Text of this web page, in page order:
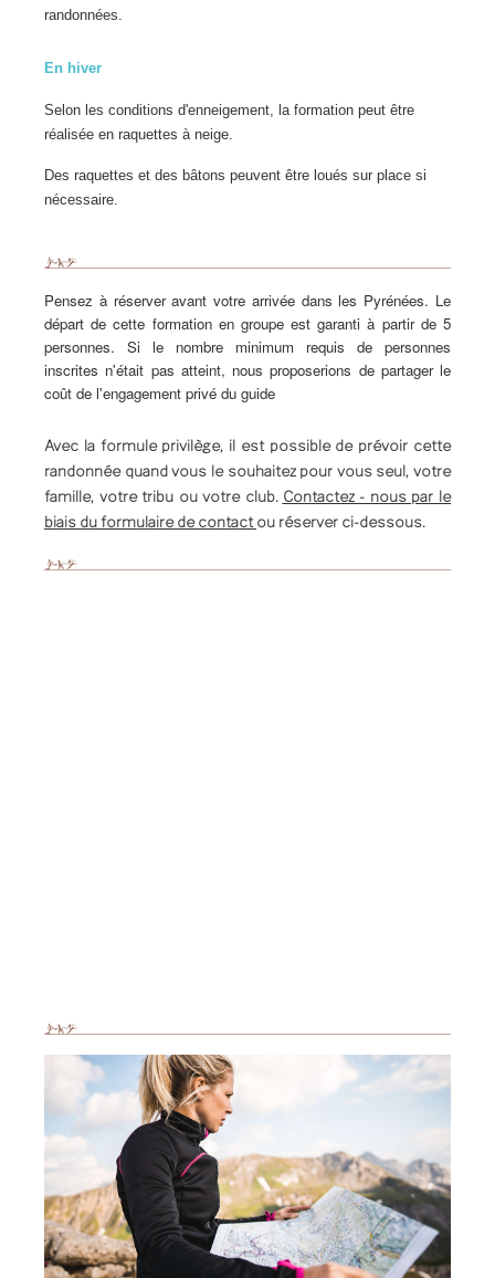
randonnées.
En hiver
Selon les conditions d'enneigement, la formation peut être
réalisée en raquettes à neige.
Des raquettes et des bâtons peuvent être loués sur place si
nécessaire.
Pensez à réserver avant votre arrivée dans les Pyrénées. Le
départ de cette formation en groupe est garanti à partir de 5
personnes. Si le nombre minimum requis de personnes
inscrites n'était pas atteint, nous proposerions de partager le
coût de l'engagement privé du guide
Avec la formule privilège, il est possible de prévoir cette
randonnée quand vous le souhaitez pour vous seul, votre
famille, votre tribu ou votre club. Contactez - nous par le
biais du formulaire de contact ou réserver ci-dessous.